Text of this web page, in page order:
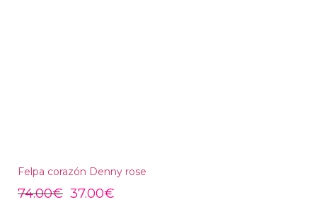
Felpa corazón Denny rose
74.00€ 37.00€